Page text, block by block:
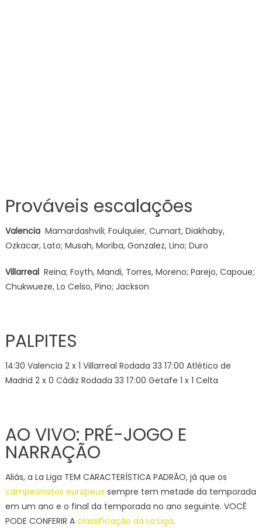
Prováveis escalações
Valencia Mamardashvili; Foulquier, Cumart, Diakhaby,
Ozkacar, Lato; Musah, Moriba, Gonzalez, Lino; Duro
Villarreal Reina; Foyth, Mandi, Torres, Moreno; Parejo, Capoue;
Chukwueze, Lo Celso, Pino; Jackson
PALPITES
14:30 Valencia 2 x 1 Villarreal Rodada 33 17:00 Atlético de
Madrid 2 x 0 Cádiz Rodada 33 17:00 Getafe 1 x 1 Celta
AO VIVO: PRÉ-JOGO E
NARRAÇÃO
Aliás, a La Liga TEM CARACTERÍSTICA PADRÃO, já que os
campeonatos europeus sempre tem metade da temporada
em um ano e o final da temporada no ano seguinte. VOCÊ
PODE CONFERIR A classificação da La Liga.